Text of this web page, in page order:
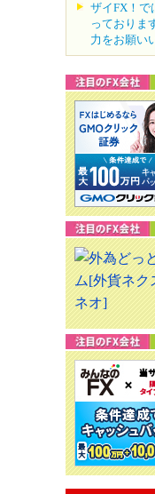
ザイFX！で
っておりま
力をお願い